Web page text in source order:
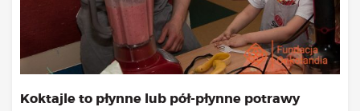
Koktajle to płynne lub pół-płynne potrawy